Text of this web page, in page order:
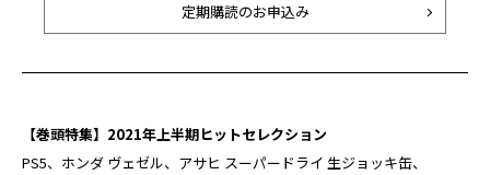
定期購読のお申込み
【巻頭特集】2021年上半期ヒットセレクション
PS5、ホンダ ヴェゼル、アサヒ スーパードライ 生ジョッキ缶、